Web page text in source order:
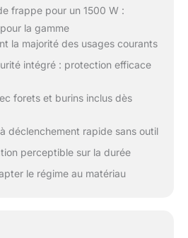
frappe pour un 1500 W :
la gamme
la majorité des usages courants
intégré : protection efficace
forets et burins inclus dès
déclenchement rapide sans outil
perceptible sur la durée
le régime au matériau